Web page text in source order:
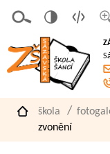
á
verze
pro
slaboz
raké
škola
zvonění